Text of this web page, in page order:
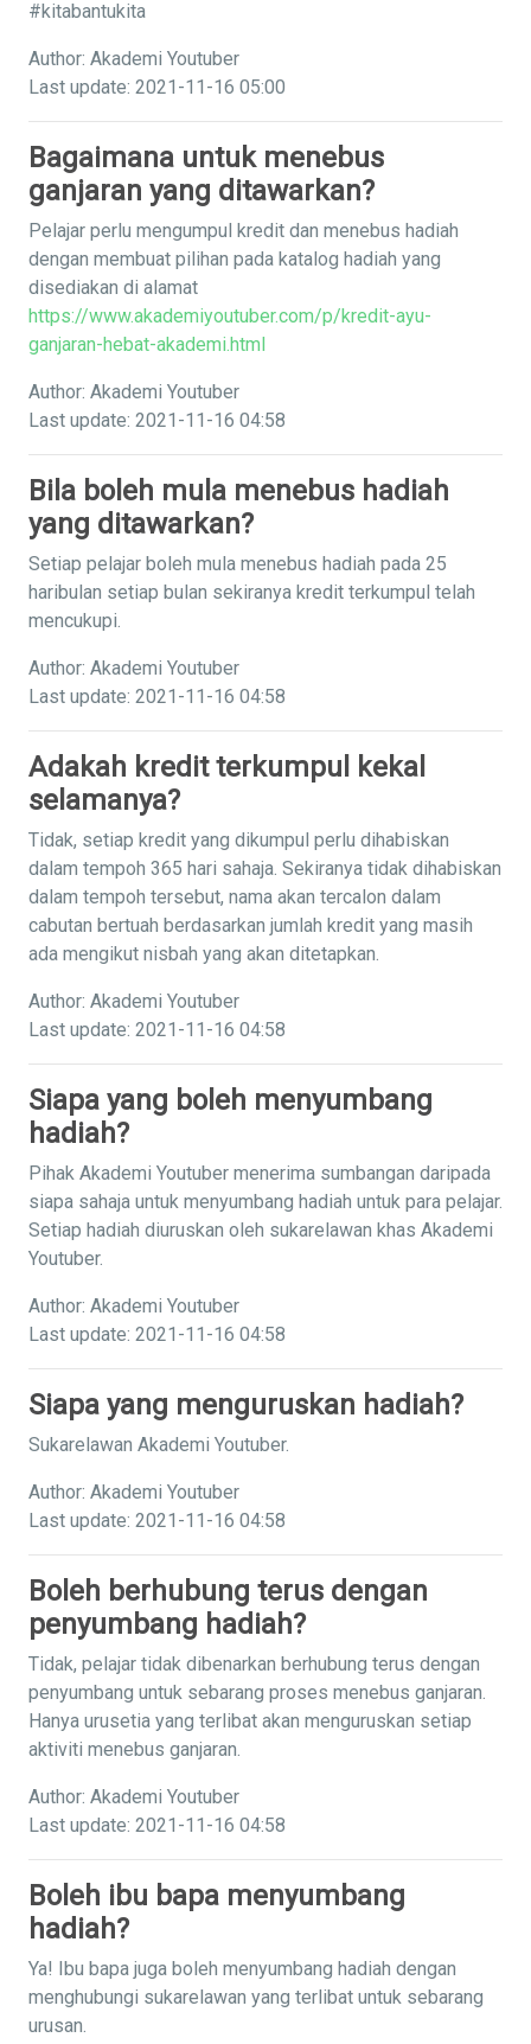
#kitabantukita
Author: Akademi Youtuber
Last update: 2021-11-16 05:00
Bagaimana untuk menebus
ganjaran yang ditawarkan?
Pelajar perlu mengumpul kredit dan menebus hadiah
dengan membuat pilihan pada katalog hadiah yang
disediakan di alamat
https://www.akademiyoutuber.com/p/kredit-ayu-
ganjaran-hebat-akademi.html
Author: Akademi Youtuber
Last update: 2021-11-16 04:58
Bila boleh mula menebus hadiah
yang ditawarkan?
Setiap pelajar boleh mula menebus hadiah pada 25
haribulan setiap bulan sekiranya kredit terkumpul telah
mencukupi.
Author: Akademi Youtuber
Last update: 2021-11-16 04:58
Adakah kredit terkumpul kekal
selamanya?
Tidak, setiap kredit yang dikumpul perlu dihabiskan
dalam tempoh 365 hari sahaja. Sekiranya tidak dihabiskan
dalam tempoh tersebut, nama akan tercalon dalam
cabutan bertuah berdasarkan jumlah kredit yang masih
ada mengikut nisbah yang akan ditetapkan.
Author: Akademi Youtuber
Last update: 2021-11-16 04:58
Siapa yang boleh menyumbang
hadiah?
Pihak Akademi Youtuber menerima sumbangan daripada
siapa sahaja untuk menyumbang hadiah untuk para pelajar.
Setiap hadiah diuruskan oleh sukarelawan khas Akademi
Youtuber.
Author: Akademi Youtuber
Last update: 2021-11-16 04:58
Siapa yang menguruskan hadiah?
Sukarelawan Akademi Youtuber.
Author: Akademi Youtuber
Last update: 2021-11-16 04:58
Boleh berhubung terus dengan
penyumbang hadiah?
Tidak, pelajar tidak dibenarkan berhubung terus dengan
penyumbang untuk sebarang proses menebus ganjaran.
Hanya urusetia yang terlibat akan menguruskan setiap
aktiviti menebus ganjaran.
Author: Akademi Youtuber
Last update: 2021-11-16 04:58
Boleh ibu bapa menyumbang
hadiah?
Ya! Ibu bapa juga boleh menyumbang hadiah dengan
menghubungi sukarelawan yang terlibat untuk sebarang
urusan.